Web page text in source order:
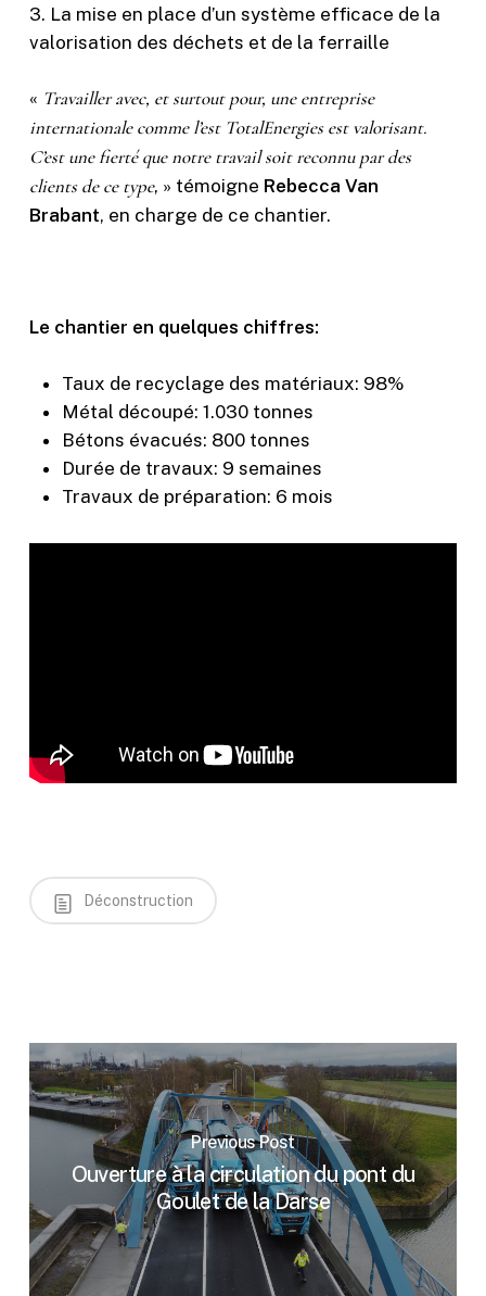
3. La mise en place d’un système efficace de la
valorisation des déchets et de la ferraille
« Travailler avec, et surtout pour, une entreprise
internationale comme l’est TotalEnergies est valorisant.
C’est une fierté que notre travail soit reconnu par des
clients de ce type, » témoigne Rebecca Van
Brabant, en charge de ce chantier.
Le chantier en quelques chiffres:
Taux de recyclage des matériaux: 98%
Métal découpé: 1.030 tonnes
Bétons évacués: 800 tonnes
Durée de travaux: 9 semaines
Travaux de préparation: 6 mois
Déconstruction
Previous Post
Ouverture à la circulation du pont du
Goulet de la Darse